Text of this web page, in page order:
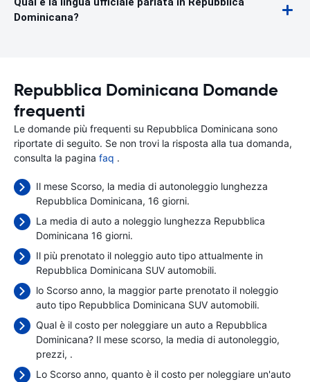
Dominicana?
Repubblica Dominicana Domande
frequenti
Le domande più frequenti su Repubblica Dominicana sono
riportate di seguito. Se non trovi la risposta alla tua domanda,
consulta la pagina faq .
Il mese Scorso, la media di autonoleggio lunghezza
Repubblica Dominicana, 16 giorni.
La media di auto a noleggio lunghezza Repubblica
Dominicana 16 giorni.
Il più prenotato il noleggio auto tipo attualmente in
Repubblica Dominicana SUV automobili.
lo Scorso anno, la maggior parte prenotato il noleggio
auto tipo Repubblica Dominicana SUV automobili.
Qual è il costo per noleggiare un auto a Repubblica
Dominicana? Il mese scorso, la media di autonoleggio,
prezzi, .
Lo Scorso anno, quanto è il costo per noleggiare un'auto